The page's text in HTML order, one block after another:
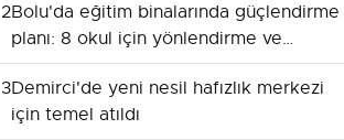
2Bolu'da eğitim binalarında güçlendirme
planı: 8 okul için yönlendirme ve
düzenleme
3Demirci'de yeni nesil hafızlık merkezi
için temel atıldı